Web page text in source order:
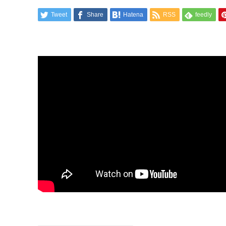
Tweet Share Hatena RSS feedly